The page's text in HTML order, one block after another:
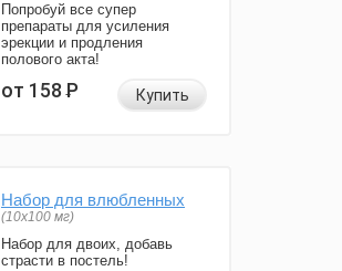
Попробуй все супер
препараты для усиления
эрекции и продления
полового акта!
от 158Р Купить
Набор для влюбленных
(10х100 мг)
Набор для двоих, добавь
страсти в постель!